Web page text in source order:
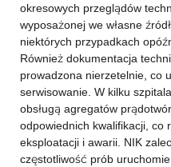
okresowych przeglądów
wyposażonej we własne
niektórych przypadkach
Również dokumentacja
prowadzona nierzetelnie, co
serwisowanie. W kilku
obsługą agregatów
odpowiednich kwalifikacji, co
eksploatacji i awarii. NIK
częstotliwość prób